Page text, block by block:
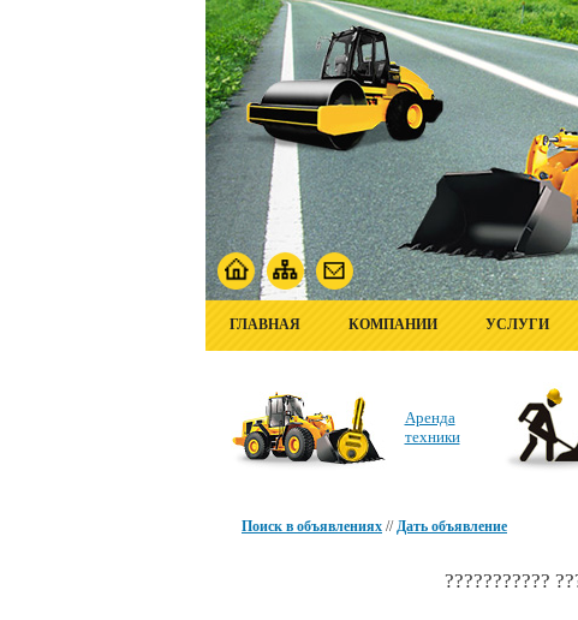
ГЛАВНАЯ КОМПАНИИ УСЛУГИ
Аренда
техники
Поиск в объявлениях //Дать объявление
???????????